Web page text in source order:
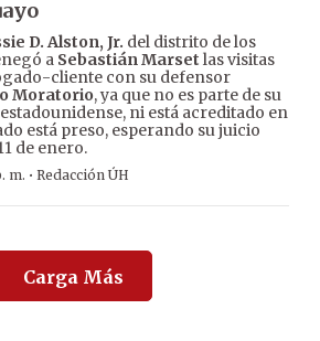
D. Alston, Jr. del distrito de los
a Sebastián Marset las visitas
cliente con su defensor
Moratorio, ya que no es parte de su
ni está acreditado en
está preso, esperando su juicio
de enero.
m. · Redacción ÚH
Carga Más